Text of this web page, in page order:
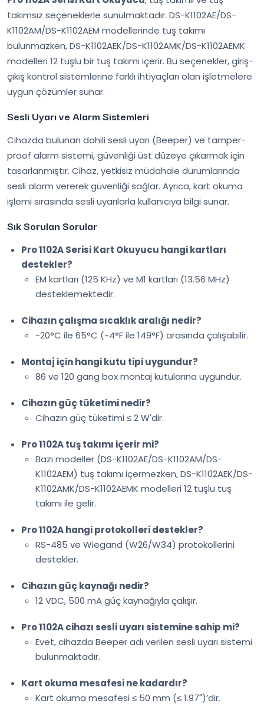
takımsız seçeneklerle sunulmaktadır. DS-K1102AE/DS-
K1102AM/DS-K1102AEM modellerinde tuş takımı
bulunmazken, DS-K1102AEK/DS-K1102AMK/DS-K1102AEMK
modelleri 12 tuşlu bir tuş takımı içerir. Bu seçenekler, giriş-
çıkış kontrol sistemlerine farklı ihtiyaçları olan işletmelere
uygun çözümler sunar.
Sesli Uyarı ve Alarm Sistemleri
Cihazda bulunan dahili sesli uyarı (Beeper) ve tamper-
proof alarm sistemi, güvenliği üst düzeye çıkarmak için
tasarlanmıştır. Cihaz, yetkisiz müdahale durumlarında
sesli alarm vererek güvenliği sağlar. Ayrıca, kart okuma
işlemi sırasında sesli uyarılarla kullanıcıya bilgi sunar.
Sık Sorulan Sorular
Pro 1102A Serisi Kart Okuyucu hangi kartları
destekler?
EM kartları (125 KHz) ve M1 kartları (13.56 MHz)
desteklemektedir.
Cihazın çalışma sıcaklık aralığı nedir?
-20°C ile 65°C (-4°F ile 149°F) arasında çalışabilir.
Montaj için hangi kutu tipi uygundur?
86 ve 120 gang box montaj kutularına uygundur.
Cihazın güç tüketimi nedir?
Cihazın güç tüketimi ≤ 2 W'dir.
Pro 1102A tuş takımı içerir mi?
Bazı modeller (DS-K1102AE/DS-K1102AM/DS-
K1102AEM) tuş takımı içermezken, DS-K1102AEK/DS-
K1102AMK/DS-K1102AEMK modelleri 12 tuşlu tuş
takımı ile gelir.
Pro 1102A hangi protokolleri destekler?
RS-485 ve Wiegand (W26/W34) protokollerini
destekler.
Cihazın güç kaynağı nedir?
12 VDC, 500 mA güç kaynağıyla çalışır.
Pro 1102A cihazı sesli uyarı sistemine sahip mi?
Evet, cihazda Beeper adı verilen sesli uyarı sistemi
bulunmaktadır.
Kart okuma mesafesi ne kadardır?
Kart okuma mesafesi ≤ 50 mm (≤ 1.97")’dir.